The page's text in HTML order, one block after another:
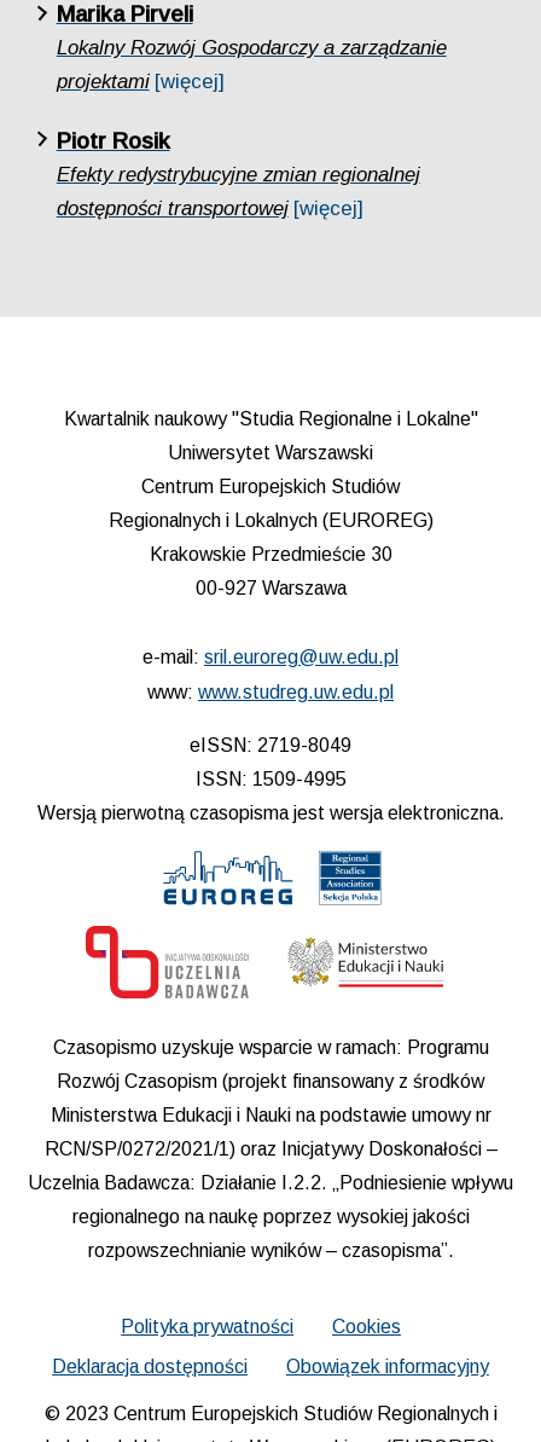
Marika Pirveli
Lokalny Rozwój Gospodarczy a zarządzanie
projektami [więcej]
Piotr Rosik
Efekty redystrybucyjne zmian regionalnej
dostępności transportowej [więcej]
Kwartalnik naukowy "Studia Regionalne i Lokalne"
Uniwersytet Warszawski
Centrum Europejskich Studiów
Regionalnych i Lokalnych (EUROREG)
Krakowskie Przedmieście 30
00-927 Warszawa
e-mail: sril.euroreg@uw.edu.pl
www: www.studreg.uw.edu.pl
eISSN: 2719-8049
ISSN: 1509-4995
Wersją pierwotną czasopisma jest wersja elektroniczna.
Czasopismo uzyskuje wsparcie w ramach: Programu
Rozwój Czasopism (projekt finansowany z środków
Ministerstwa Edukacji i Nauki na podstawie umowy nr
RCN/SP/0272/2021/1) oraz Inicjatywy Doskonałości –
Uczelnia Badawcza: Działanie I.2.2. „Podniesienie wpływu
regionalnego na naukę poprzez wysokiej jakości
rozpowszechnianie wyników – czasopisma”.
Polityka prywatności
Cookies
Deklaracja dostępności
Obowiązek informacyjny
© 2023 Centrum Europejskich Studiów Regionalnych i